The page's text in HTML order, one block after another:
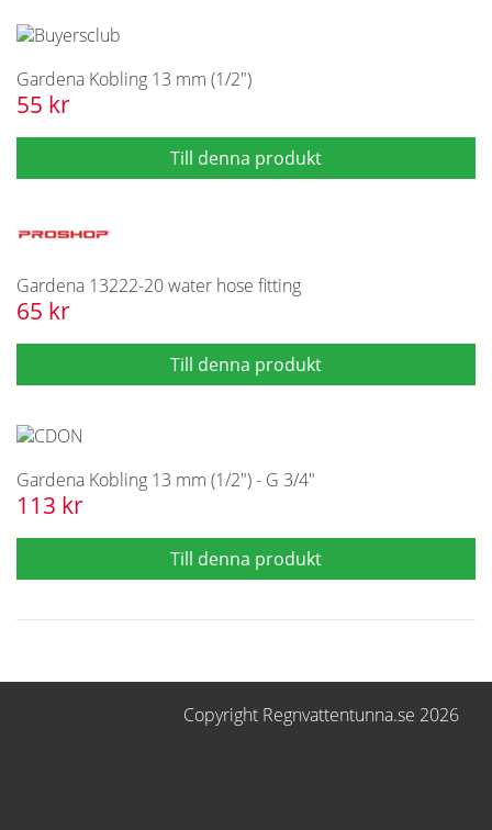
Gardena Kobling 13 mm (1/2")
55 kr
Gardena 13222-20 water hose fitting
65 kr
Gardena Kobling 13 mm (1/2") - G 3/4"
113 kr
Copyright Regnvattentunna.se 2026